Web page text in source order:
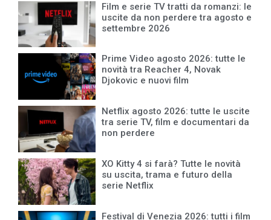
Film e serie TV tratti da romanzi: le
uscite da non perdere tra agosto e
settembre 2026
Prime Video agosto 2026: tutte le
novità tra Reacher 4, Novak
Djokovic e nuovi film
Netflix agosto 2026: tutte le uscite
tra serie TV, film e documentari da
non perdere
XO Kitty 4 si farà? Tutte le novità
su uscita, trama e futuro della
serie Netflix
Festival di Venezia 2026: tutti i film